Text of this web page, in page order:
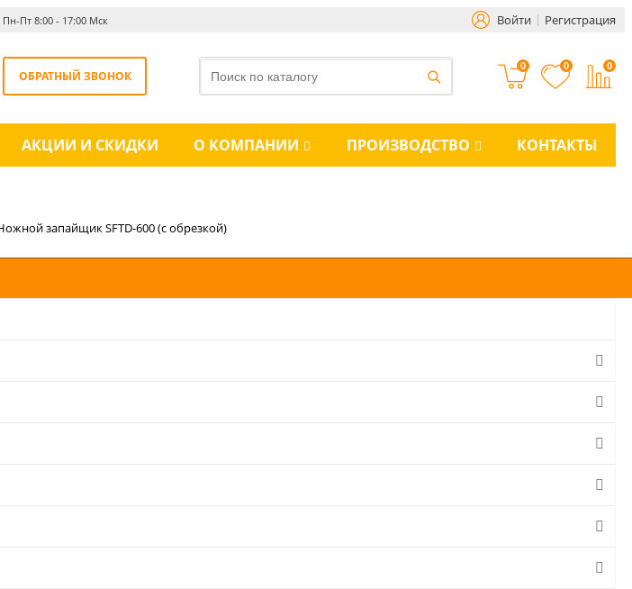
Пн-Пт 8:00 - 17:00 Мск Войти Регистрация
ОБРАТНЫЙ ЗВОНОК
0 0 0
АКЦИИ И СКИДКИ О КОМПАНИИ ПРОИЗВОДСТВО КОНТАКТЫ
запайщик SFTD-600 (с обрезкой)